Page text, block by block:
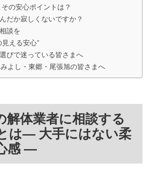
の安心ポイントは？
だか寂しくないですか？
談を
える安心”
びで迷っている皆さまへ
よし・東郷・尾張旭の皆さまへ
解体業者に相談する
は― 大手にはない柔
感 ―